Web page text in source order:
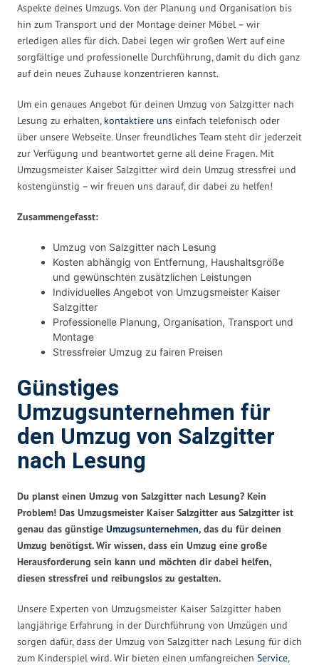
Aspekte deines Umzugs. Von der Planung und Organisation bis
hin zum Transport und der Montage deiner Möbel – wir
erledigen alles für dich. Dabei legen wir großen Wert auf eine
sorgfältige und professionelle Durchführung, damit du dich ganz
auf dein neues Zuhause konzentrieren kannst.
Um ein genaues Angebot für deinen Umzug von Salzgitter nach
Lesung zu erhalten, kontaktiere uns einfach telefonisch oder
über unsere Webseite. Unser freundliches Team steht dir jederzeit
zur Verfügung und beantwortet gerne all deine Fragen. Mit
Umzugsmeister Kaiser Salzgitter wird dein Umzug stressfrei und
kostengünstig – wir freuen uns darauf, dir dabei zu helfen!
Zusammengefasst:
Umzug von Salzgitter nach Lesung
Kosten abhängig von Entfernung, Haushaltsgröße
und gewünschten zusätzlichen Leistungen
Individuelles Angebot von Umzugsmeister Kaiser
Salzgitter
Professionelle Planung, Organisation, Transport und
Montage
Stressfreier Umzug zu fairen Preisen
Günstiges
Umzugsunternehmen für
den Umzug von Salzgitter
nach Lesung
Du planst einen Umzug von Salzgitter nach Lesung? Kein
Problem! Das Umzugsmeister Kaiser Salzgitter aus Salzgitter ist
genau das günstige Umzugsunternehmen, das du für deinen
Umzug benötigst. Wir wissen, dass ein Umzug eine große
Herausforderung sein kann und möchten dir dabei helfen,
diesen stressfrei und reibungslos zu gestalten.
Unsere Experten von Umzugsmeister Kaiser Salzgitter haben
langjährige Erfahrung in der Durchführung von Umzügen und
sorgen dafür, dass der Umzug von Salzgitter nach Lesung für dich
zum Kinderspiel wird. Wir bieten einen umfangreichen Service,